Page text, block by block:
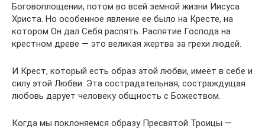
Боговоплощении, потом во всей земной жизни Иисуса
Христа. Но особенное явление ее было на Кресте, на
котором Он дал Себя распять. Распятие Господа на
крестном древе — это великая жертва за грехи людей.
И Крест, который есть образ этой любви, имеет в себе и
силу этой Любви. Эта сострадательная, состраждущая
любовь дарует человеку общность с Божеством.
Когда мы поклоняемся образу Пресвятой Троицы —